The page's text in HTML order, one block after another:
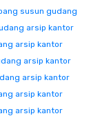
susun gudang
arsip kantor
arsip kantor
arsip kantor
arsip kantor
arsip kantor
arsip kantor